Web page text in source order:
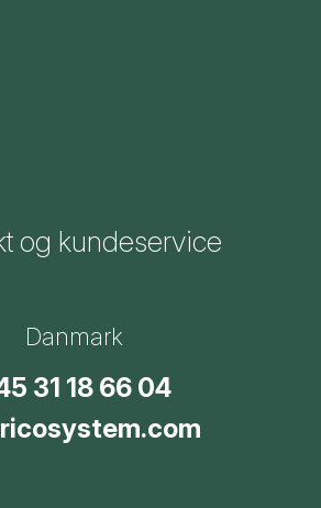
og kundeservice
Danmark
31 18 66 04